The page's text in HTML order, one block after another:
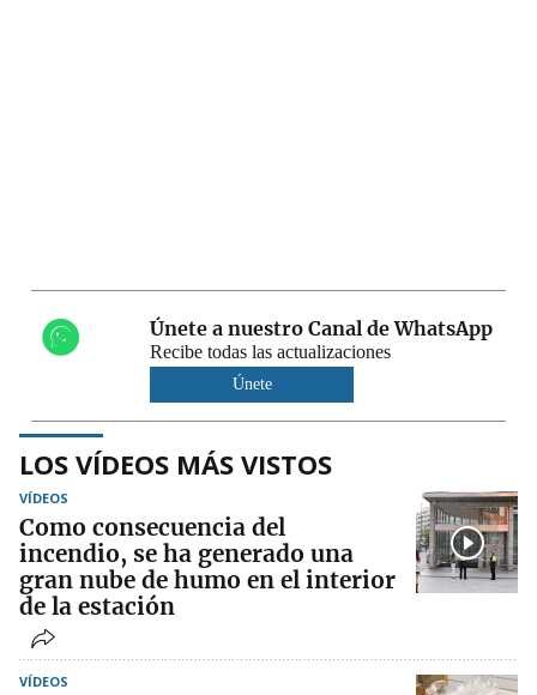
Únete a nuestro Canal de WhatsApp
Recibe todas las actualizaciones
Únete
LOS VÍDEOS MÁS VISTOS
VÍDEOS
Como consecuencia del
incendio, se ha generado una
gran nube de humo en el interior
de la estación
VÍDEOS